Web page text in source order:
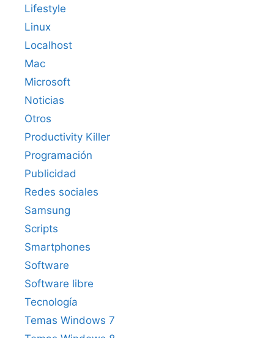
Lifestyle
Linux
Localhost
Mac
Microsoft
Noticias
Otros
Productivity Killer
Programación
Publicidad
Redes sociales
Samsung
Scripts
Smartphones
Software
Software libre
Tecnología
Temas Windows 7